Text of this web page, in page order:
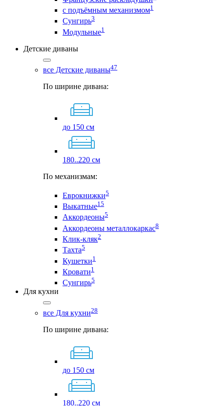
с подъёмным механизмом1
Сунгирь3
Модульные1
Детские диваны
все Детские диваны47
По ширине дивана:
до 150 см
180..220 см
По механизмам:
Еврокнижки5
Выкатные15
Аккордеоны5
Аккордеоны металлокаркас8
Клик-кляк2
Тахта5
Кушетки1
Кровати1
Сунгирь5
Для кухни
все Для кухни28
По ширине дивана:
до 150 см
180..220 см